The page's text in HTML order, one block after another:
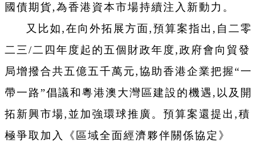
國債期貨,為香港資本市場持續注入新動力。
又比如,在向外拓展方面,預算案指出,自二零
二三/二四年度起的五個財政年度,政府會向貿發
局增撥合共五億五千萬元,協助香港企業把握“一
帶一路”倡議和粵港澳大灣區建設的機遇,以及開
拓新興市場,並加強環球推廣。預算案還提出,積
極爭取加入《區域全面經濟夥伴關係協定》